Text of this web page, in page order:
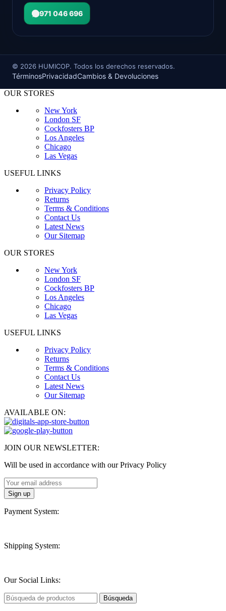
971 046 696
© 2026 HUMICOP. Todos los derechos reservados.
TérminosPrivacidadCambios & Devoluciones
OUR STORES
New York
London SF
Cockfosters BP
Los Angeles
Chicago
Las Vegas
USEFUL LINKS
Privacy Policy
Returns
Terms & Conditions
Contact Us
Latest News
Our Sitemap
OUR STORES
New York
London SF
Cockfosters BP
Los Angeles
Chicago
Las Vegas
USEFUL LINKS
Privacy Policy
Returns
Terms & Conditions
Contact Us
Latest News
Our Sitemap
AVAILABLE ON:
JOIN OUR NEWSLETTER:
Will be used in accordance with our Privacy Policy
Payment System:
Shipping System:
Our Social Links:
Búsqueda